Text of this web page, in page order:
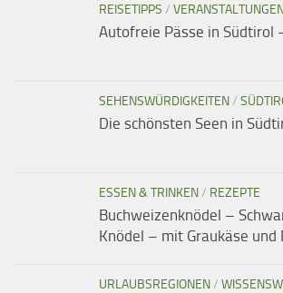
REISETIPPS /
Autofreie Pässe in Südtirol
SEHENSWÜRDIGKEITEN/
Die schönsten Seen in
ESSEN & TRINKEN/ REZEPTE
Buchweizenknödel –
Knödel – mit Graukäse und
URLAUBSREGIONEN/